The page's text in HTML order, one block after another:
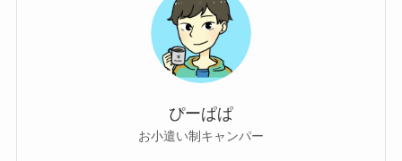
ぴーぱぱ
お小遣い制キャンパー